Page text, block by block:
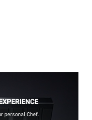
personal Chef.